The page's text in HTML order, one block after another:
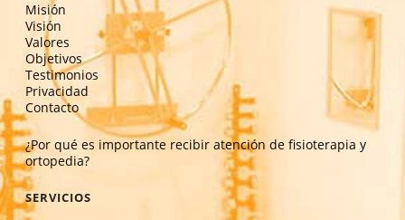
Misión
Visión
Valores
Objetivos
Testimonios
Privacidad
Contacto
¿Por qué es importante recibir atención de fisioterapia y
ortopedia?
SERVICIOS